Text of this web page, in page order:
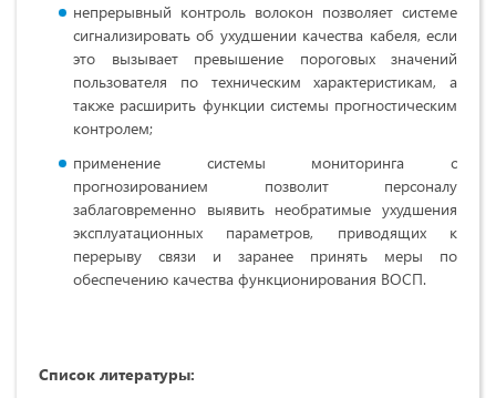
непрерывный контроль волокон позволяет системе
сигнализировать об ухудшении качества кабеля, если
это вызывает превышение пороговых значений
пользователя по техническим характеристикам, а
также расширить функции системы прогностическим
контролем;
применение системы мониторинга с
прогнозированием позволит персоналу
заблаговременно выявить необратимые ухудшения
эксплуатационных параметров, приводящих к
перерыву связи и заранее принять меры по
обеспечению качества функционирования ВОСП.
Список литературы: